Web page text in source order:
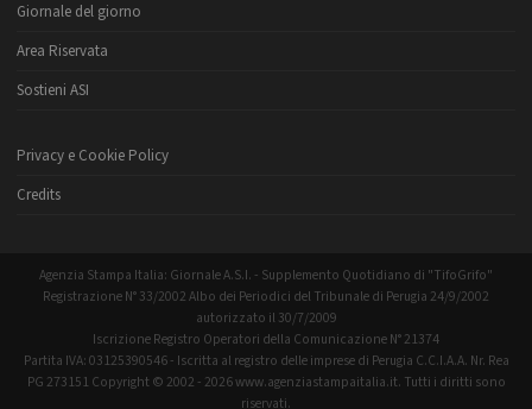
Giornale del giorno
Area Riservata
Sostieni ASI
Privacy e Cookie Policy
Credits
Agenzia Stampa Italia: Giornale A.S.I. - Supplemento Quotidiano di "TifoGrifo"
Registrazione N° 33/2002 Albo dei Periodici del Tribunale di Perugia 24/9/2002
autorizzato il 30/7/2009
Iscrizione Registro Operatori della Comunicazione N° 21374
Partita IVA: 03125390546 - Iscritta al registro delle imprese di Perugia C.C.I.A.A. Nr. Rea
PG 273151 Copyright © 2002 - 2026 www.agenziastampaitalia.it. Tutti i diritti sono
riservati.